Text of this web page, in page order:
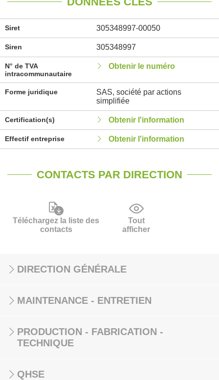
Siret 305348997-00050
Siren 305348997
N° de TVA
intracommunautaire
Obtenir le numéro
Forme juridique
SAS, société par actions
simplifiée
Certification(s) Obtenir l'information
Effectif entreprise Obtenir l'information
CONTACTS PAR DIRECTION
Téléchargez la liste des
contacts
Tout
afficher
DIRECTION GÉNÉRALE
MAINTENANCE - ENTRETIEN
PRODUCTION - FABRICATION -
TECHNIQUE
QHSE